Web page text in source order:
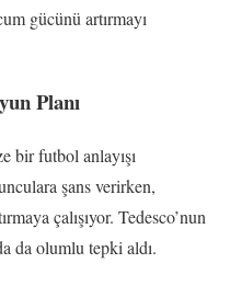
gücünü artırmayı
Planı
bir futbol anlayışı
şans verirken,
çalışıyor. Tedesco’nun
da olumlu tepki aldı.